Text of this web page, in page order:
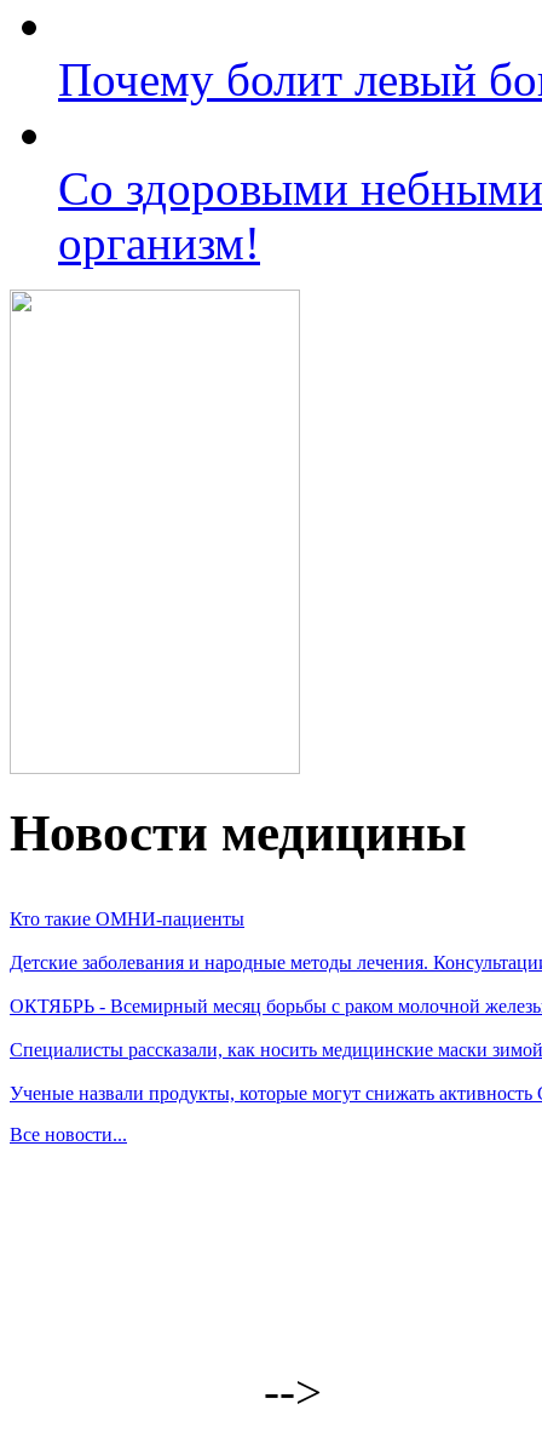
Почему болит левый
Со здоровыми
организм!
Новости медицины
Кто такие ОМНИ-пациенты
Детские заболевания и народные методы лечения.
ОКТЯБРЬ - Всемирный месяц борьбы с раком молочной
Специалисты рассказали, как носить медицинские маски зимой
Ученые назвали продукты, которые могут снижать
Все новости...
-->